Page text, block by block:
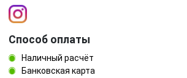
Способ оплаты
Наличный расчёт
Банковская карта